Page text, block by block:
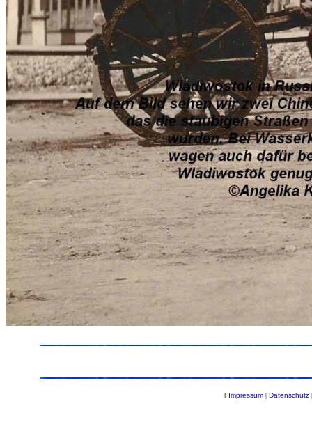
[ Impressum | Datenschutz